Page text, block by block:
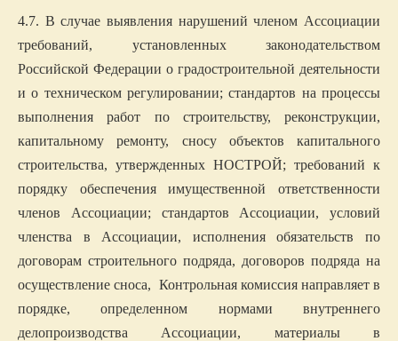
4.7. В случае выявления нарушений членом Ассоциации
требований, установленных законодательством
Российской Федерации о градостроительной деятельности
и о техническом регулировании; стандартов на процессы
выполнения работ по строительству, реконструкции,
капитальному ремонту, сносу объектов капитального
строительства, утвержденных НОСТРОЙ; требований к
порядку обеспечения имущественной ответственности
членов Ассоциации; стандартов Ассоциации, условий
членства в Ассоциации, исполнения обязательств по
договорам строительного подряда, договоров подряда на
осуществление сноса, Контрольная комиссия направляет в
порядке, определенном нормами внутреннего
делопроизводства Ассоциации, материалы в